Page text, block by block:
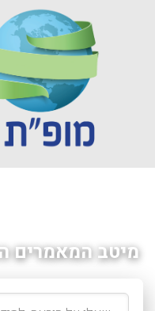
מיטב המאמרים